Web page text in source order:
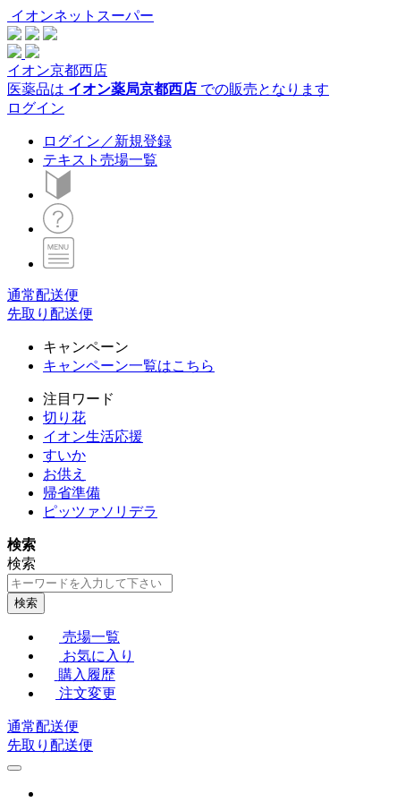
イオンネットスーパー
イオン京都西店
医薬品は イオン薬局京都西店 での販売となります
ログイン
ログイン／新規登録
テキスト売場一覧
通常配送便
先取り配送便
キャンペーン
キャンペーン一覧はこちら
注目ワード
切り花
イオン生活応援
すいか
お供え
帰省準備
ピッツァソリデラ
検索
検索
検索
売場一覧
お気に入り
購入履歴
注文変更
通常配送便
先取り配送便